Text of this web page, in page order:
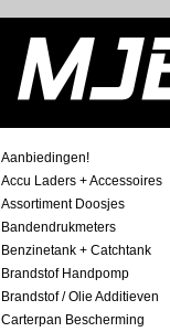
Aanbiedingen!
Accu Laders + Accessoires
Assortiment Doosjes
Bandendrukmeters
Benzinetank + Catchtank
Brandstof Handpomp
Brandstof / Olie Additieven
Carterpan Bescherming